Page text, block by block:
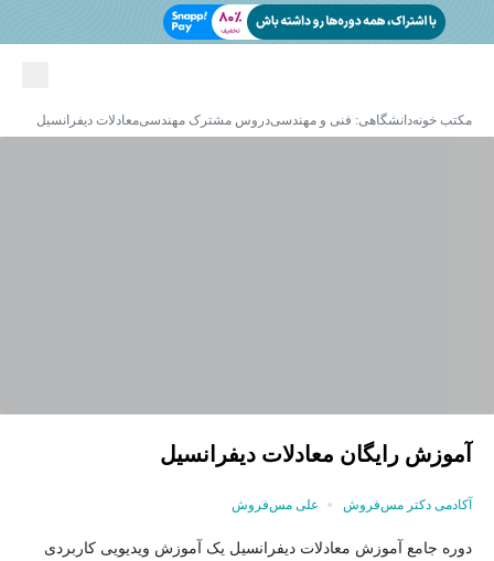
مکتب خونهدانشگاهی: فنی و مهندسیدروس مشترک مهندسیمعادلات دیفرانسیل
آموزش رایگان معادلات دیفرانسیل
آکادمی دکتر مس‌فروش علی مس‌فروش
دوره جامع آموزش معادلات دیفرانسیل یک آموزش ویدیویی کاربردی